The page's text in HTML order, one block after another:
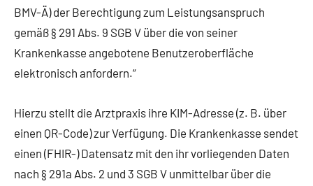
BMV-Ä) der Berechtigung zum Leistungsanspruch
gemäß § 291 Abs. 9 SGB V über die von seiner
Krankenkasse angebotene Benutzeroberfläche
elektronisch anfordern.“
Hierzu stellt die Arztpraxis ihre KIM-Adresse (z. B. über
einen QR-Code) zur Verfügung. Die Krankenkasse sendet
einen (FHIR-) Datensatz mit den ihr vorliegenden Daten
nach § 291a Abs. 2 und 3 SGB V unmittelbar über die